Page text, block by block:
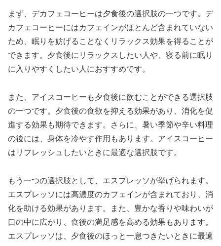
まず、デカフェコーヒーは夕食後の選択肢の一つです。デ
カフェコーヒーにはカフェインがほとんど含まれていない
ため、眠りを妨げることなくリラックス効果を得ることが
できます。夕食後にリラックスしたい人や、寝る前に眠り
に入りやすくしたい人におすすめです。
また、アイスコーヒーも夕食後に飲むことができる選択肢
の一つです。夕食後の食欲を抑える効果があり、消化を促
進する効果も期待できます。さらに、暑い季節や辛い料理
の後には、身体を冷やす作用もあります。アイスコーヒー
はリフレッシュしたいときに最適な選択肢です。
もう一つの選択肢として、エスプレッソが挙げられます。
エスプレッソには高濃度のカフェインが含まれており、消
化を助ける効果があります。また、豊かな香りや味わいが
口の中に広がり、食後の満足感を高める効果もあります。
エスプレッソは、夕食後のほっと一息つきたいときに最適